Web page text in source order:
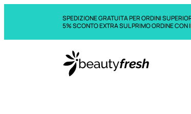
SPEDIZIONE GRATUITA PER ORDINI
5% SCONTO EXTRA SUL PRIMO ORDINE CON